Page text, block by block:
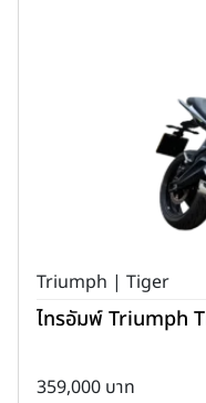
Triumph | Tiger
ไทรอัมพ์ Triumph
359,000 บาท